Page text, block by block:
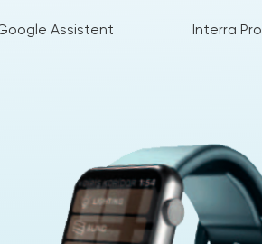
Assistent Interra Pro